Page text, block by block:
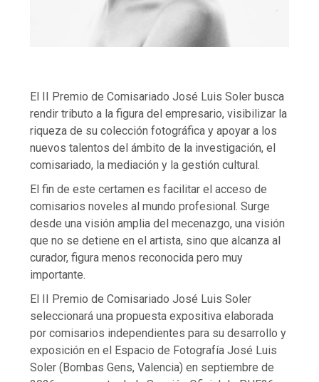
El II Premio de Comisariado José Luis Soler busca
rendir tributo a la figura del empresario, visibilizar la
riqueza de su colección fotográfica y apoyar a los
nuevos talentos del ámbito de la investigación, el
comisariado, la mediación y la gestión cultural.
El fin de este certamen es facilitar el acceso de
comisarios noveles al mundo profesional. Surge
desde una visión amplia del mecenazgo, una visión
que no se detiene en el artista, sino que alcanza al
curador, figura menos reconocida pero muy
importante.
El II Premio de Comisariado José Luis Soler
seleccionará una propuesta expositiva elaborada
por comisarios independientes para su desarrollo y
exposición en el Espacio de Fotografía José Luis
Soler (Bombas Gens, Valencia) en septiembre de